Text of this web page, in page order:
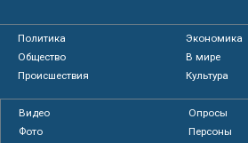
Политика
Экономика
Общество
В мире
Происшествия
Культура
Видео
Опросы
Фото
Персоны